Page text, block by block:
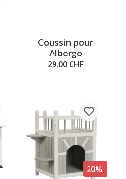
Coussin pour
Albergo
29.00 CHF
20%